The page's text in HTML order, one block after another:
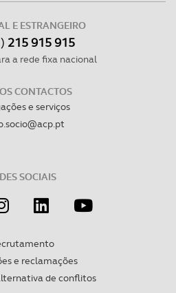
E ESTRANGEIRO
215 915 915
a rede fixa nacional
CONTACTOS
e serviços
SOCIAIS
e reclamações
de conflitos